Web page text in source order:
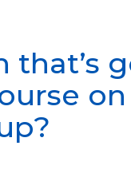
that’s